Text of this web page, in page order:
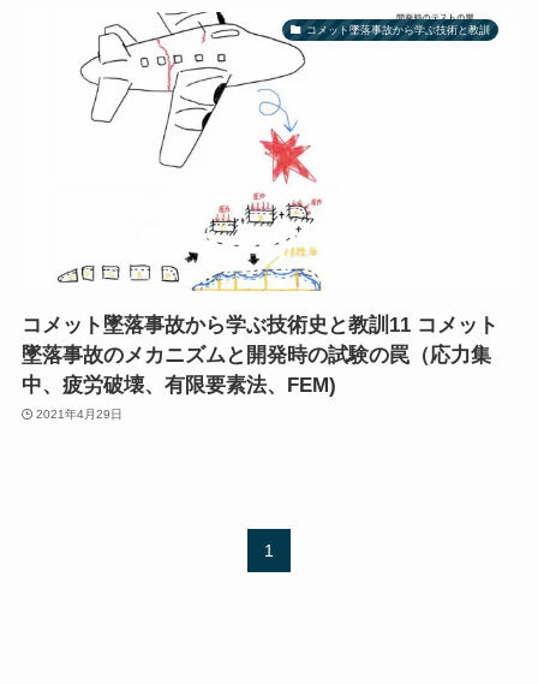
コメット墜落事故から学ぶ技術と教訓
コメット墜落事故から学ぶ技術史と教訓11 コメット
墜落事故のメカニズムと開発時の試験の罠（応力集
中、疲労破壊、有限要素法、FEM)
2021年4月29日
1